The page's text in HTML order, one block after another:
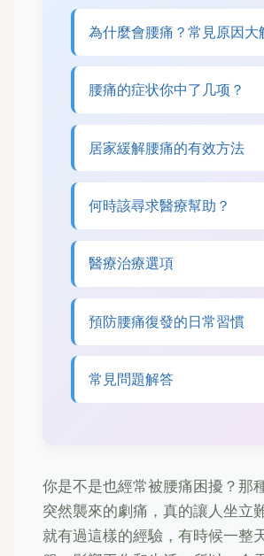
為什麼會腰痛？常見原因大
腰痛的症状你中了几项？
居家緩解腰痛的有效方法
何時該尋求醫療幫助？
醫療治療選項
預防腰痛復發的日常習慣
常見問題解答
你是不是也經常被腰痛困擾？那
突然襲來的劇痛，真的讓人坐立
就有過這樣的經驗，有時候一整